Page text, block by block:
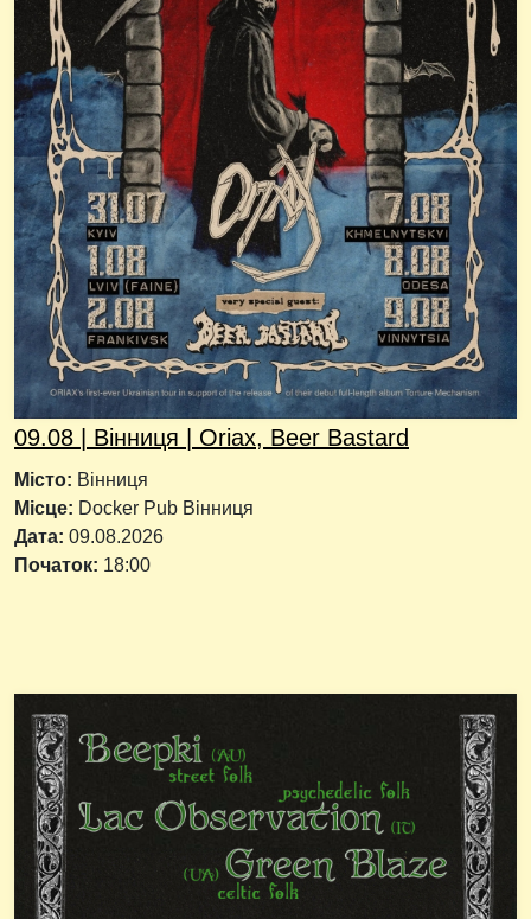
09.08 | Вінниця | Oriax, Beer Bastard
Місто: Вінниця
Місце: Docker Pub Вінниця
Дата: 09.08.2026
Початок: 18:00